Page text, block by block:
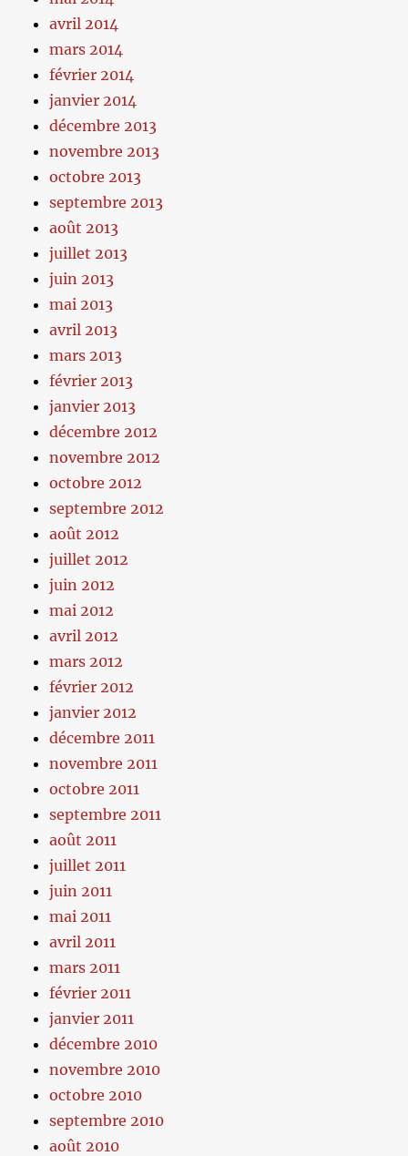
avril 2014
mars 2014
février 2014
janvier 2014
décembre 2013
novembre 2013
octobre 2013
septembre 2013
août 2013
juillet 2013
juin 2013
mai 2013
avril 2013
mars 2013
février 2013
janvier 2013
décembre 2012
novembre 2012
octobre 2012
septembre 2012
août 2012
juillet 2012
juin 2012
mai 2012
avril 2012
mars 2012
février 2012
janvier 2012
décembre 2011
novembre 2011
octobre 2011
septembre 2011
août 2011
juillet 2011
juin 2011
mai 2011
avril 2011
mars 2011
février 2011
janvier 2011
décembre 2010
novembre 2010
octobre 2010
septembre 2010
août 2010